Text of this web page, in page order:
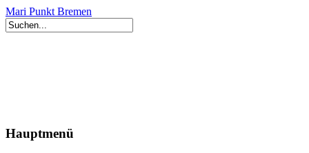
Mari Punkt Bremen
Hauptmenü